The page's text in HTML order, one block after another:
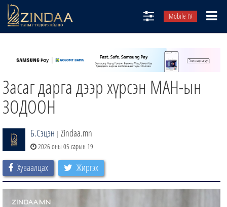
Mobile TV
ТВ8
ӨГЛӨӨНИЙ СОНИН
АУДИО ЗОХИОЛ
ЗИНДАА СЭТГҮҮЛ
Засаг дарга дээр хүрсэн МАН-ын
ЗОДООН
Б.Сэцэн | Zindaa.mn
2026 оны 05 сарын 19
Хуваалцах Жиргэх